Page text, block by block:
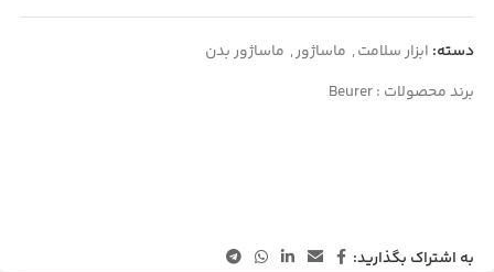
دسته: ابزار سلامت, ماساژور, ماساژور بدن
برند محصولات :Beurer
به اشتراک بگذارید: